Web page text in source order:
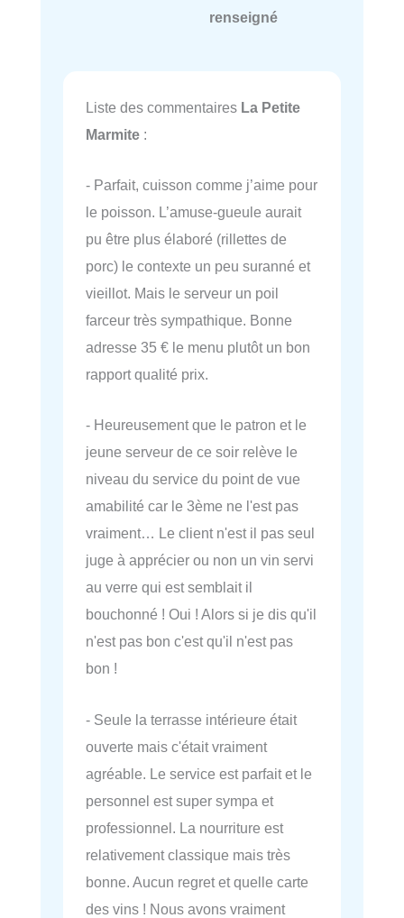
renseigné
Liste des commentaires La Petite
Marmite :
- Parfait, cuisson comme j’aime pour
le poisson. L’amuse-gueule aurait
pu être plus élaboré (rillettes de
porc) le contexte un peu suranné et
vieillot. Mais le serveur un poil
farceur très sympathique. Bonne
adresse 35 € le menu plutôt un bon
rapport qualité prix.
- Heureusement que le patron et le
jeune serveur de ce soir relève le
niveau du service du point de vue
amabilité car le 3ème ne l'est pas
vraiment… Le client n'est il pas seul
juge à apprécier ou non un vin servi
au verre qui est semblait il
bouchonné ! Oui ! Alors si je dis qu'il
n'est pas bon c'est qu'il n'est pas
bon !
- Seule la terrasse intérieure était
ouverte mais c'était vraiment
agréable. Le service est parfait et le
personnel est super sympa et
professionnel. La nourriture est
relativement classique mais très
bonne. Aucun regret et quelle carte
des vins ! Nous avons vraiment